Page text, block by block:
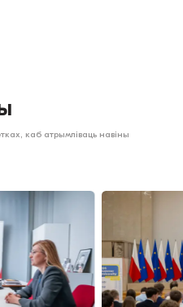
каб атрымліваць навіны